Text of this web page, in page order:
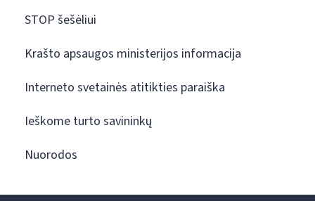
STOP šešėliui
Krašto apsaugos ministerijos informacija
Interneto svetainės atitikties paraiška
Ieškome turto savininkų
Nuorodos